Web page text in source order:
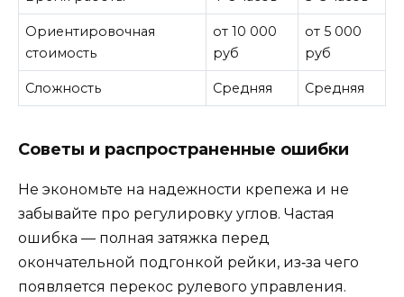
Ориентировочная
стоимость
от 10 000
руб
от 5 000
руб
Сложность Средняя Средняя
Советы и распространенные ошибки
Не экономьте на надежности крепежа и не
забывайте про регулировку углов. Частая
ошибка — полная затяжка перед
окончательной подгонкой рейки, из‑за чего
появляется перекос рулевого управления.